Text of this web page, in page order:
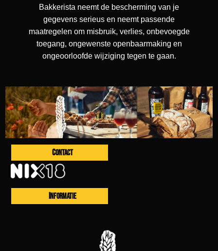
Bakkerista neemt de bescherming van je
gegevens serieus en neemt passende
maatregelen om misbruik, verlies, onbevoegde
toegang, ongewenste openbaarmaking en
ongeoorloofde wijziging tegen te gaan.
CONTACT
INFORMATIE